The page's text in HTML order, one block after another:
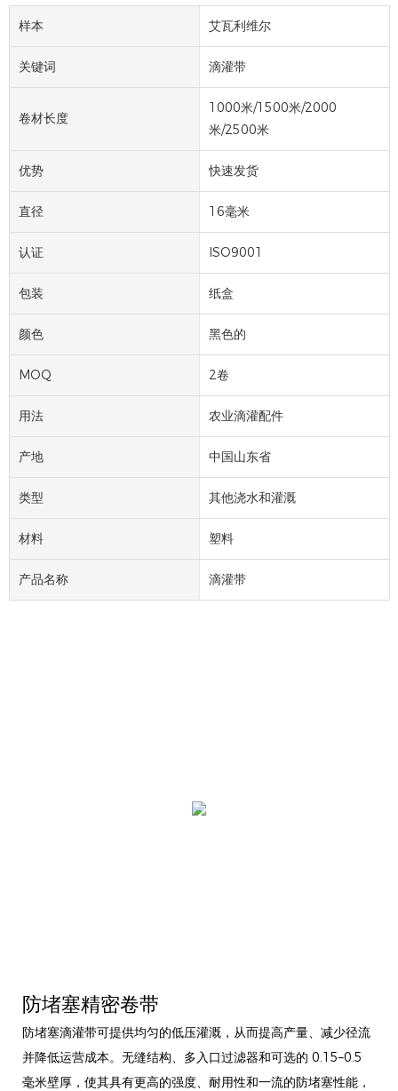
样本 艾瓦利维尔
关键词 滴灌带
卷材长度
1000米/1500米/2000
米/2500米
优势 快速发货
直径 16毫米
认证 ISO9001
包装 纸盒
颜色 黑色的
MOQ 2卷
用法 农业滴灌配件
产地 中国山东省
类型 其他浇水和灌溉
材料 塑料
产品名称 滴灌带
防堵塞精密卷带
防堵塞滴灌带可提供均匀的低压灌溉，从而提高产量、减少径流
并降低运营成本。无缝结构、多入口过滤器和可选的 0.15–0.5
毫米壁厚，使其具有更高的强度、耐用性和一流的防堵塞性能，